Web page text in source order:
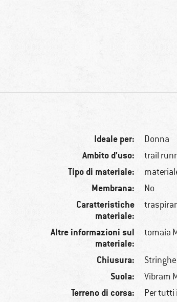
Ideale per: Donna
Ambito d’uso: trail
Tipo di materiale:
Membrana: No
Caratteristiche
materiale:
Altre informazioni sul
materiale:
tomaia
Chiusura: Stringhe
Suola: Vibram
Terreno di corsa: Per tutti